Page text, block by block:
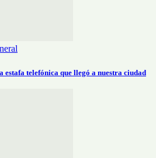
estafa telefónica que llegó a nuestra ciudad